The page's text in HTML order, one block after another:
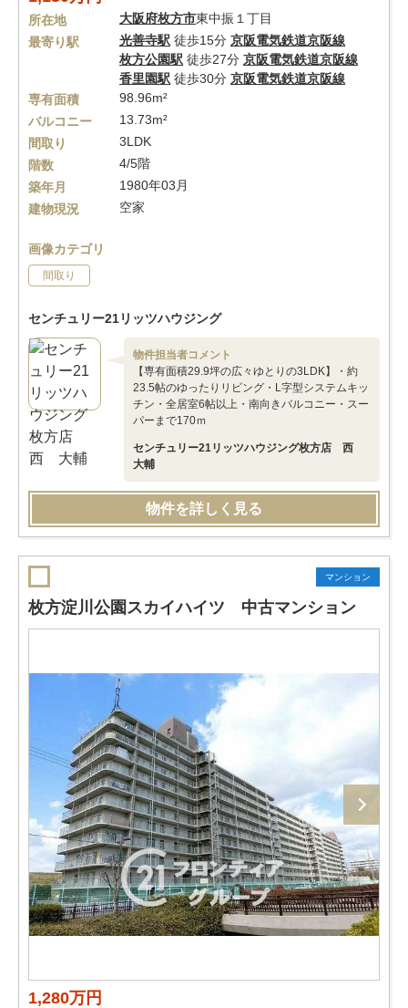
所在地 大阪府枚方市東中振１丁目
最寄り駅
光善寺駅 徒歩15分 京阪電気鉄道京阪線
枚方公園駅 徒歩27分 京阪電気鉄道京阪線
香里園駅 徒歩30分 京阪電気鉄道京阪線
専有面積
98.96m²
バルコニー
13.73m²
間取り
3LDK
階数
4/5階
築年月
1980年03月
建物現況
空家
画像カテゴリ
間取り
センチュリー21リッツハウジング
物件担当者コメント
【専有面積29.9坪の広々ゆとりの3LDK】・約
23.5帖のゆったりリビング・L字型システムキッ
チン・全居室6帖以上・南向きバルコニー・スー
パーまで170ｍ
センチュリー21リッツハウジング枚方店 西
大輔
物件を詳しく見る
マンション
枚方淀川公園スカイハイツ 中古マンション
1,280万円